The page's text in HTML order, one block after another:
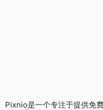
Pixnio是一个专注于提供免